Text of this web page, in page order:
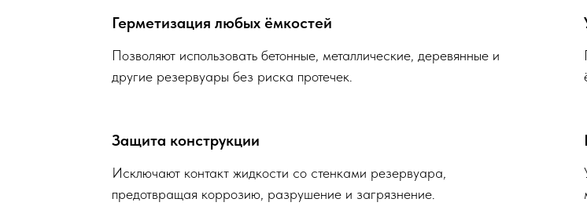
Герметизация любых ёмкостей
Позволяют использовать бетонные, металлические, деревянные и
другие резервуары без риска протечек.
Защита конструкции
Исключают контакт жидкости со стенками резервуара,
предотвращая коррозию, разрушение и загрязнение.